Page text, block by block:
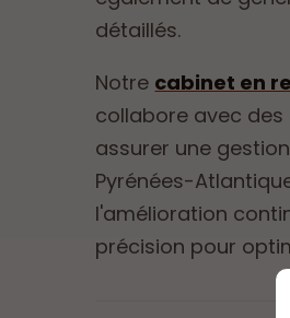
détaillés.
Notre cabinet en
collabore avec
assurer une
Pyrénées-
l'amélioration
précision pour